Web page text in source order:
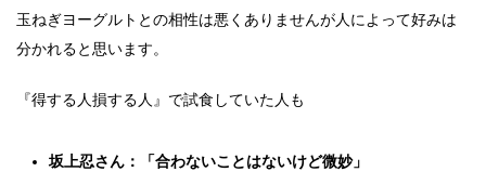
玉ねぎヨーグルトとの相性は悪くありませんが人によって好みは
分かれると思います。
『得する人損する人』で試食していた人も
坂上忍さん：「合わないことはないけど微妙」